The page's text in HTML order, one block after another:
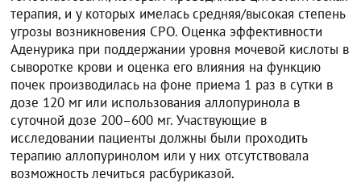
терапия, и у которых имелась средняя/высокая степень
угрозы возникновения СРО. Оценка эффективности
Аденурика при поддержании уровня мочевой кислоты в
сыворотке крови и оценка его влияния на функцию
почек производилась на фоне приема 1 раз в сутки в
дозе 120 мг или использования аллопуринола в
суточной дозе 200–600 мг. Участвующие в
исследовании пациенты должны были проходить
терапию аллопуринолом или у них отсутствовала
возможность лечиться расбуриказой.